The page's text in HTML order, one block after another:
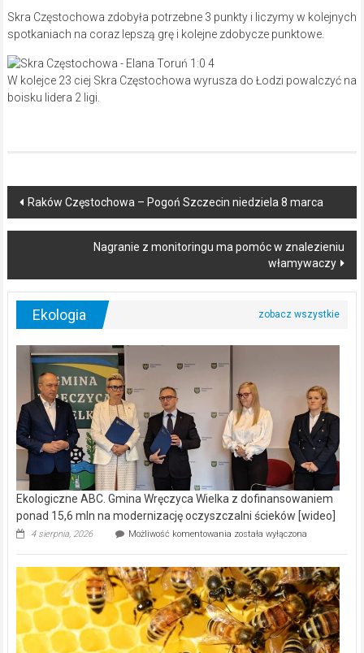
Skra Częstochowa zdobyła potrzebne 3 punkty i liczymy w kolejnych
spotkaniach na coraz lepszą grę i kolejne zdobycze punktowe.
W kolejce 23 ciej Skra Częstochowa wyrusza do Łodzi powalczyć na
boisku lidera 2 ligi.
Post
navigation
Raków Częstochowa – Pogoń Szczecin niedziela 8 marca
Nagranie z monitoringu ma pomóc w znalezieniu
włamywaczy
Ekologia
Ekologiczne ABC. Gmina Wręczyca Wielka z dofinansowaniem
ponad 15,6 mln na modernizację oczyszczalni ścieków [wideo]
4 sierpnia, 2026 Możliwość komentowania Ekologiczne
Wręczyca
Wielka
z
dofinansowaniem
ponad
15,6
mln
została wyłączona